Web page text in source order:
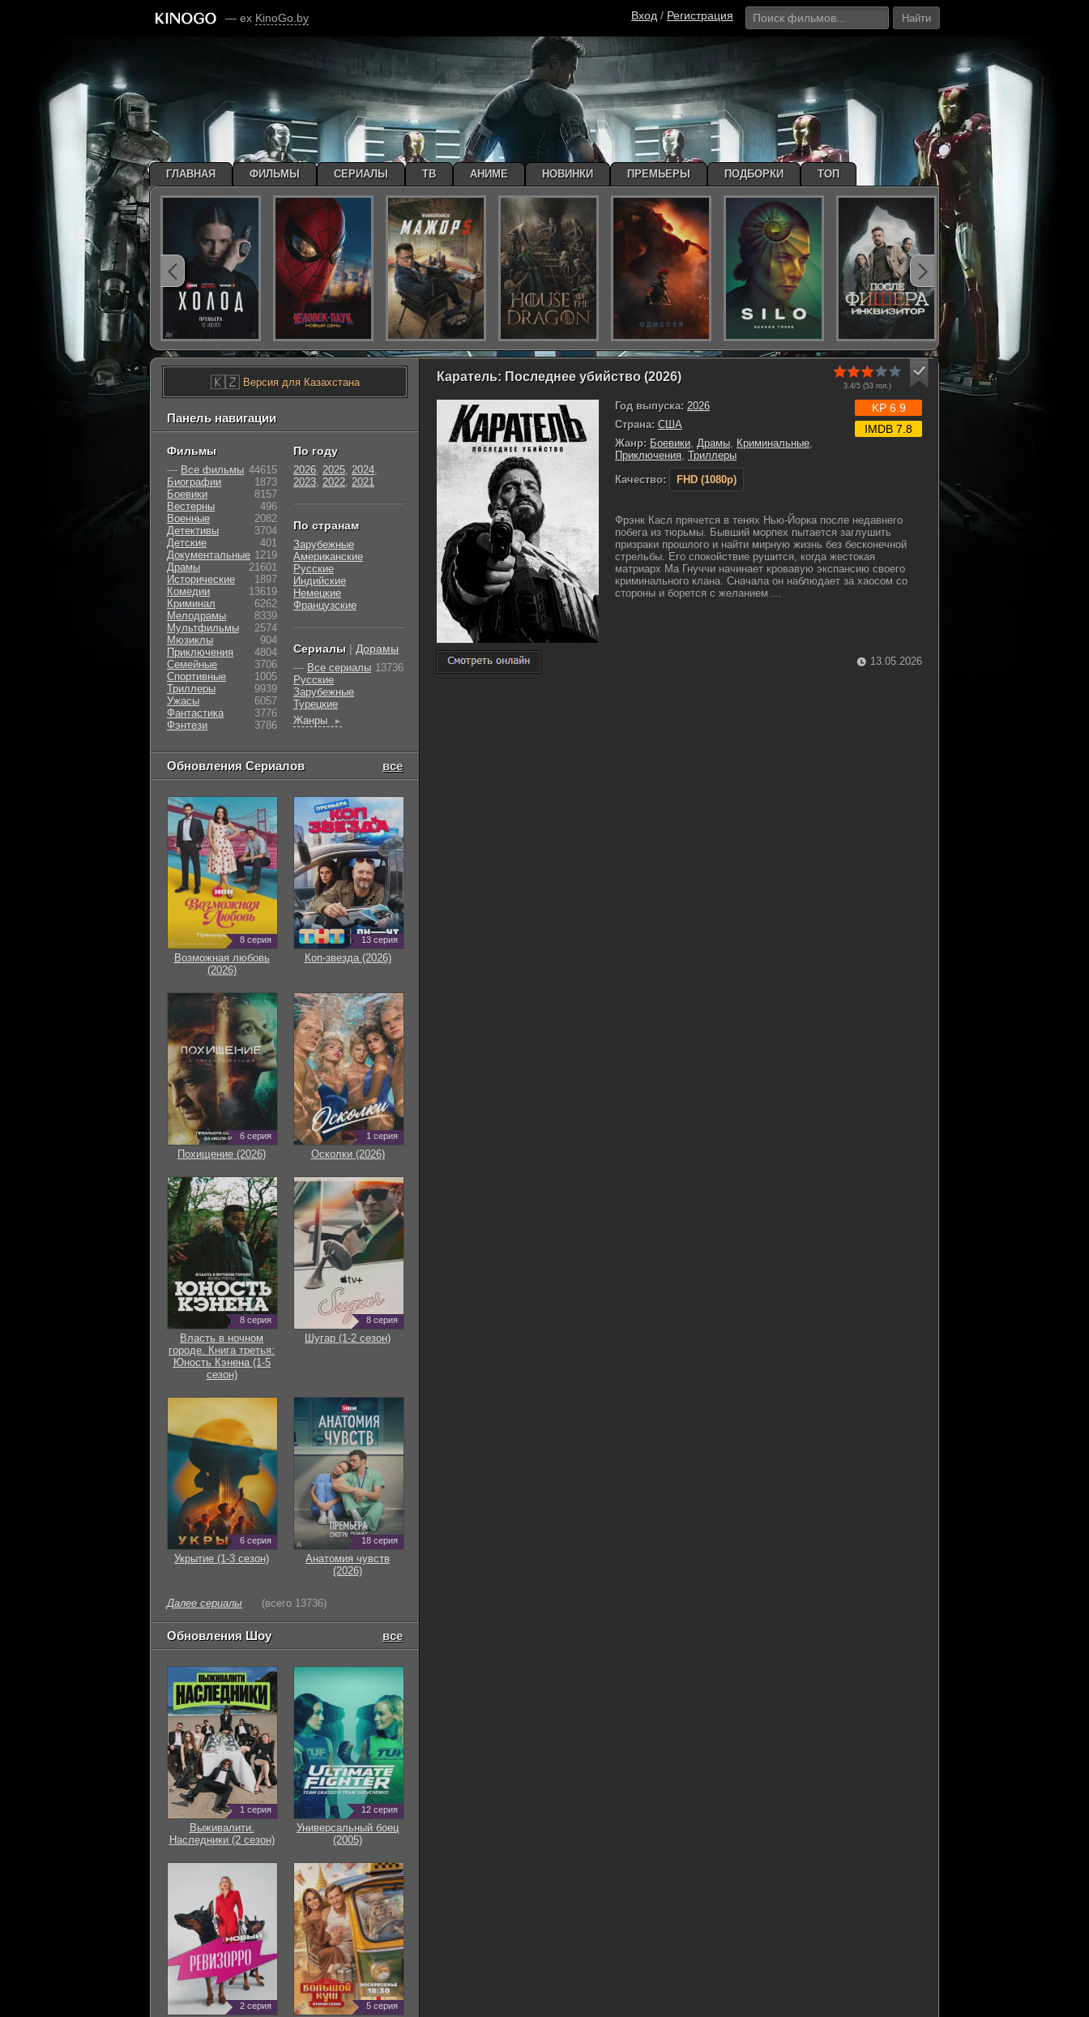
— ex KinoGo.by Вход / Регистрация Найти
Каратель: Последнее убийство (2026)
3.4/5 (53 гол.)
Год выпуска: 2026
Страна: США
Жанр: Боевики, Драмы, Криминальные,
Приключения, Триллеры
Качество:
FHD (1080p)
KP 6.9
IMDB 7.8
Фрэнк Касл прячется в тенях Нью-Йорка после недавнего
побега из тюрьмы. Бывший морпех пытается заглушить
призраки прошлого и найти мирную жизнь без бесконечной
стрельбы. Его спокойствие рушится, когда жестокая
матриарх Ма Гнуччи начинает кровавую экспансию своего
криминального клана. Сначала он наблюдает за хаосом со
стороны и борется с желанием ...
13.05.2026
🇰🇿Версия для Казахстана
Панель навигации
Фильмы
— Все фильмы 44615
Биографии
1873
Боевики
8157
Вестерны
496
Военные
2082
Детективы
3704
Детские
401
Документальные 1219
Драмы
21601
Исторические
1897
Комедии
13619
Криминал
6262
Мелодрамы
8339
Мультфильмы
2574
Мюзиклы
904
Приключения
4804
Семейные
3706
Cпортивные
1005
Триллеры
9939
Ужасы
6057
Фантастика
3776
Фэнтези
3786
По году
2026, 2025, 2024,
2023, 2022, 2021
По странам
Зарубежные
Американские
Русские
Индийские
Немецкие
Французские
Сериалы | Дорамы
— Все сериалы 13736
Русские
Зарубежные
Турецкие
Жанры
►
Обновления Сериалов все
8 серия
Возможная любовь
(2026)
13 серия
Коп-звезда (2026)
6 серия
Похищение (2026)
1 серия
Осколки (2026)
8 серия
Власть в ночном
городе. Книга третья:
Юность Кэнена (1-5
сезон)
8 серия
Шугар (1-2 сезон)
6 серия
Укрытие (1-3 сезон)
18 серия
Анатомия чувств
(2026)
Далее сериалы (всего 13736)
Обновления Шоу все
1 серия
Выживалити.
Наследники (2 сезон)
12 серия
Универсальный боец
(2005)
2 серия 5 серия
ГЛАВНАЯ ФИЛЬМЫ СЕРИАЛЫ ТВ АНИМЕ НОВИНКИ ПРЕМЬЕРЫ ПОДБОРКИ ТОП